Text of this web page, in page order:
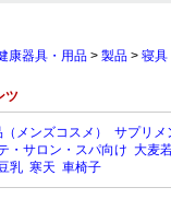
康器具・用品 > 製品 > 寝具
ツ
メンズコスメ） サプリメ
・サロン・スパ向け 大麦
乳 寒天 車椅子